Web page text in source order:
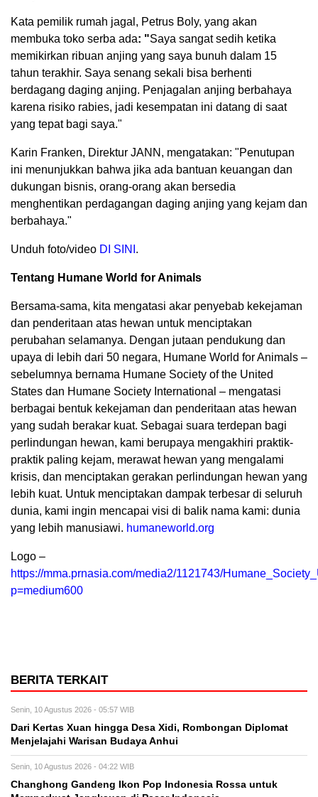
Kata pemilik rumah jagal, Petrus Boly, yang akan
membuka toko serba ada: "Saya sangat sedih ketika
memikirkan ribuan anjing yang saya bunuh dalam 15
tahun terakhir. Saya senang sekali bisa berhenti
berdagang daging anjing. Penjagalan anjing berbahaya
karena risiko rabies, jadi kesempatan ini datang di saat
yang tepat bagi saya."
Karin Franken, Direktur JANN, mengatakan: "Penutupan
ini menunjukkan bahwa jika ada bantuan keuangan dan
dukungan bisnis, orang-orang akan bersedia
menghentikan perdagangan daging anjing yang kejam dan
berbahaya."
Unduh foto/video DI SINI .
Tentang Humane World for Animals
Bersama-sama, kita mengatasi akar penyebab kekejaman
dan penderitaan atas hewan untuk menciptakan
perubahan selamanya. Dengan jutaan pendukung dan
upaya di lebih dari 50 negara, Humane World for Animals –
sebelumnya bernama Humane Society of the United
States dan Humane Society International – mengatasi
berbagai bentuk kekejaman dan penderitaan atas hewan
yang sudah berakar kuat. Sebagai suara terdepan bagi
perlindungan hewan, kami berupaya mengakhiri praktik-
praktik paling kejam, merawat hewan yang mengalami
krisis, dan menciptakan gerakan perlindungan hewan yang
lebih kuat. Untuk menciptakan dampak terbesar di seluruh
dunia, kami ingin mencapai visi di balik nama kami: dunia
yang lebih manusiawi. humaneworld.org
Logo –
https://mma.prnasia.com/media2/1121743/
p=medium600
BERITA TERKAIT
Senin, 10 Agustus 2026 - 05:57 WIB
Dari Kertas Xuan hingga Desa Xidi, Rombongan Diplomat
Menjelajahi Warisan Budaya Anhui
Senin, 10 Agustus 2026 - 04:22 WIB
Changhong Gandeng Ikon Pop Indonesia Rossa untuk